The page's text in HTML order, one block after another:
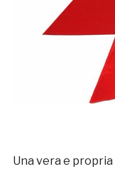
Una vera e propria